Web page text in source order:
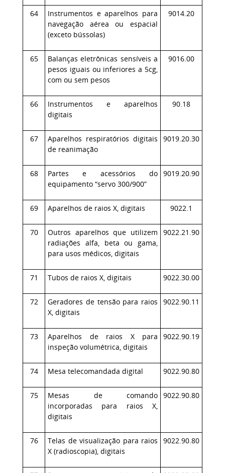
64
Instrumentos e aparelhos para
navegação aérea ou espacial
(exceto bússolas)
9014.20
65
Balanças eletrônicas sensíveis a
pesos iguais ou inferiores a 5cg,
com ou sem pesos
9016.00
66
Instrumentos e aparelhos
digitais
90.18
67
Aparelhos respiratórios digitais
de reanimação
9019.20.30
68
Partes e acessórios do
equipamento “servo 300/900”
9019.20.90
69 Aparelhos de raios X, digitais 9022.1
70
Outros aparelhos que utilizem
radiações alfa, beta ou gama,
para usos médicos, digitais
9022.21.90
71 Tubos de raios X, digitais 9022.30.00
72
Geradores de tensão para raios
X, digitais
9022.90.11
73
Aparelhos de raios X para
inspeção volumétrica, digitais
9022.90.19
74 Mesa telecomandada digital 9022.90.80
75
Mesas de comando
incorporadas para raios X,
digitais
9022.90.80
76
Telas de visualização para raios
X (radioscopia), digitais
9022.90.80